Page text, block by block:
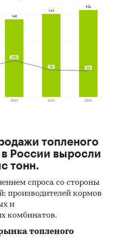
топленого
России выросли
тонн.
спроса со стороны
производителей кормов
и
комбинатов.
топленого